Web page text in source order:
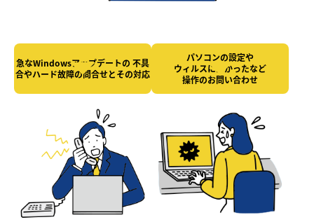
急なWindowsアップデートの 不具
合やハード故障の問合せとその対応
パソコンの設定や
ウィルスにかかったなど
操作のお問い合わせ